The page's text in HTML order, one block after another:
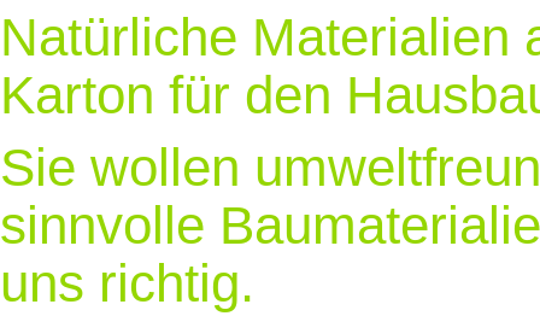
Natürliche Materialien
Karton für den
Sie wollen
sinnvolle
uns richtig.